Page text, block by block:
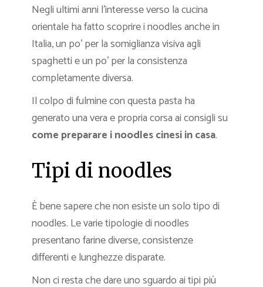
Negli ultimi anni l’interesse verso la cucina
orientale ha fatto scoprire i noodles anche in
Italia, un po’ per la somiglianza visiva agli
spaghetti e un po’ per la consistenza
completamente diversa.
Il colpo di fulmine con questa pasta ha
generato una vera e propria corsa ai consigli su
come preparare i noodles cinesi in casa.
Tipi di noodles
È bene sapere che non esiste un solo tipo di
noodles. Le varie tipologie di noodles
presentano farine diverse, consistenze
differenti e lunghezze disparate.
Non ci resta che dare uno sguardo ai tipi più